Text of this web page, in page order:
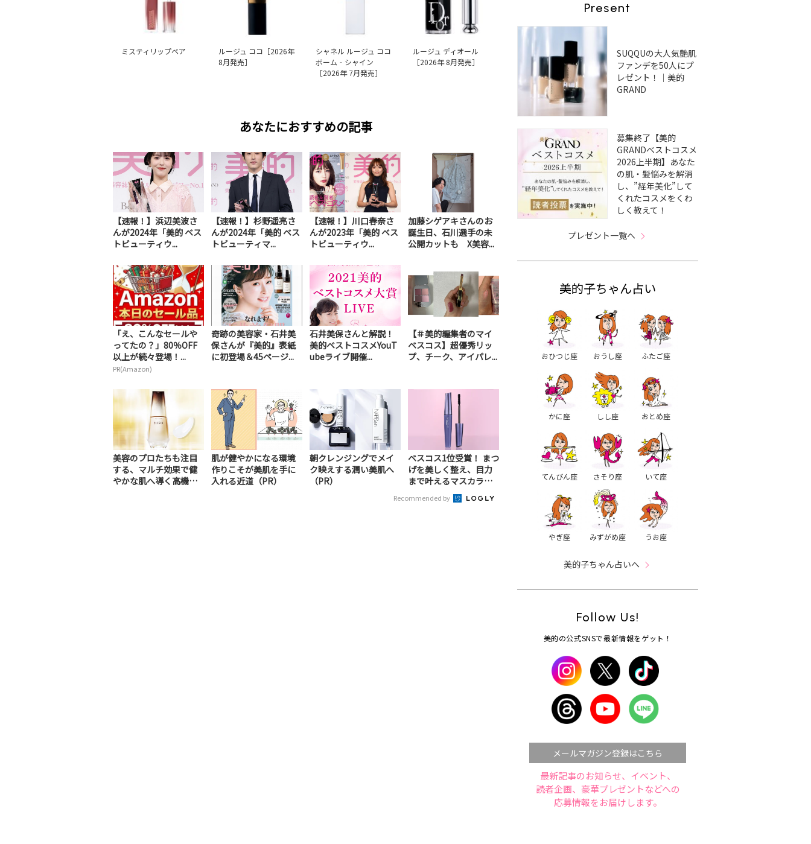
ミスティリップベア
ルージュ ココ［2026年
8月発売］
シャネル ルージュ ココ
ボーム‐シャイン
［2026年 7月発売］
ルージュ ディオール
［2026年 8月発売］
あなたにおすすめの記事
【速報！】浜辺美波さ
んが2024年「美的 ベス
トビューティウ...
【速報！】杉野遥亮さ
んが2024年「美的 ベス
トビューティマ...
【速報！】川口春奈さ
んが2023年「美的 ベス
トビューティウ...
加藤シゲアキさんのお
誕生日、石川選手の未
公開カットも X美容...
「え、こんなセールや
ってたの？」80％OFF
以上が続々登場！...
PR(Amazon)
奇跡の美容家・石井美
保さんが『美的』表紙
に初登場＆45ページ...
石井美保さんと解説！
美的ベストコスメYouT
ubeライブ開催...
【＃美的編集者のマイ
ベスコス】超優秀リッ
プ、チーク、アイパレ...
美容のプロたちも注目
する、マルチ効果で健
やかな肌へ導く高機能
肌が健やかになる環境
作りこそが美肌を手に
入れる近道（PR）
朝クレンジングでメイ
ク映えする潤い美肌へ
（PR）
ベスコス1位受賞！ まつ
げを美しく整え、目力
まで叶えるマスカラ（P
Recommended by
Present
SUQQUの大人気艶肌
ファンデを50人にプ
レゼント！｜美的
GRAND
募集終了【美的
GRANDベストコスメ
2026上半期】あなた
の肌・髪悩みを解消
し、”経年美化”して
くれたコスメをくわ
しく教えて！
プレゼント一覧へ
美的子ちゃん占い
おひつじ座 おうし座 ふたご座
かに座 しし座 おとめ座
てんびん座 さそり座 いて座
やぎ座 みずがめ座 うお座
美的子ちゃん占いへ
Follow Us!
美的の公式SNSで最新情報をゲット！
メールマガジン登録はこちら
最新記事のお知らせ、イベント、
読者企画、豪華プレゼントなどへの
応募情報をお届けします。